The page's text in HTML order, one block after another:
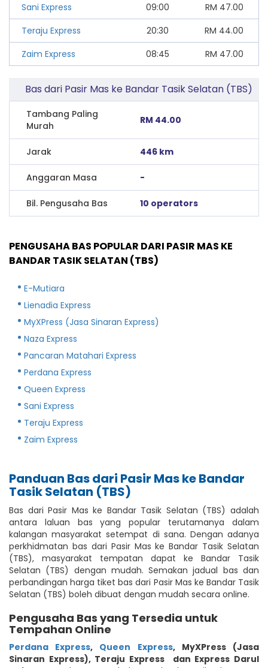
Sani Express
09:00 RM 47.00
Teraju Express
20:30 RM 44.00
Zaim Express
08:45 RM 47.00
Bas dari Pasir Mas ke Bandar Tasik Selatan (TBS)
Tambang Paling
Murah
RM 44.00
Jarak 446 km
Anggaran Masa -
Bil. Pengusaha Bas 10 operators
PENGUSAHA BAS POPULAR DARI PASIR MAS KE
BANDAR TASIK SELATAN (TBS)
E-Mutiara
Lienadia Express
MyXPress (Jasa Sinaran Express)
Naza Express
Pancaran Matahari Express
Perdana Express
Queen Express
Sani Express
Teraju Express
Zaim Express
Panduan Bas dari Pasir Mas ke Bandar
Tasik Selatan (TBS)
Bas dari Pasir Mas ke Bandar Tasik Selatan (TBS) adalah
antara laluan bas yang popular terutamanya dalam
kalangan masyarakat setempat di sana. Dengan adanya
perkhidmatan bas dari Pasir Mas ke Bandar Tasik Selatan
(TBS), masyarakat tempatan dapat ke Bandar Tasik
Selatan (TBS) dengan mudah. Semakan jadual bas dan
perbandingan harga tiket bas dari Pasir Mas ke Bandar Tasik
Selatan (TBS) boleh dibuat dengan mudah secara online.
Pengusaha Bas yang Tersedia untuk
Tempahan Online
Perdana Express, Queen Express, MyXPress (Jasa
Sinaran Express), Teraju Express
dan Express Darul